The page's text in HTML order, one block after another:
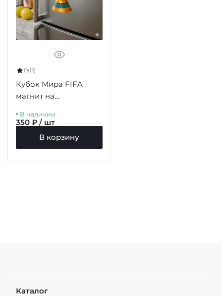
0(0)
Кубок Мира FIFA
магнит на
В наличии
350 ₽ / шт
В корзину
Каталог